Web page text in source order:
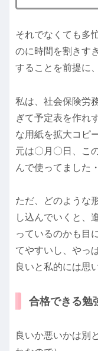
それでなくても多
のに時間を割きす
することを前提に
私は、社会保険労
ぎて予定表を作れ
な用紙を拡大コピ
元は〇月〇日、こ
んで使ってました
ただ、どのような
し込んでいくと、
っているのかも目
てやすいし、やっ
良いと私的には思
合格できる勉
良いか悪いかは別